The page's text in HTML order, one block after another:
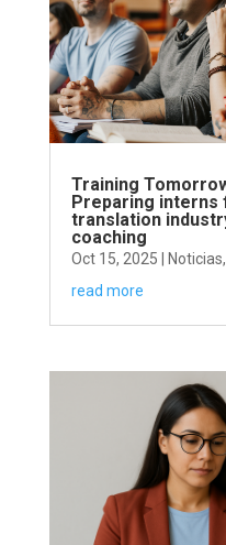
Training
Preparing interns
translation
coaching
Oct 15, 2025 Noticias,
read more